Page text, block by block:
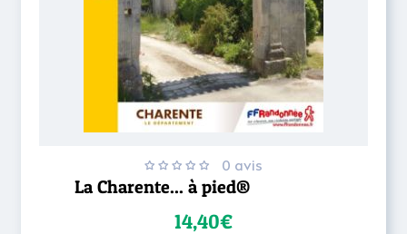
0 avis
La Charente... à pied®
14,40€